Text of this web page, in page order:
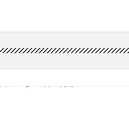
Gerçekleştirildi